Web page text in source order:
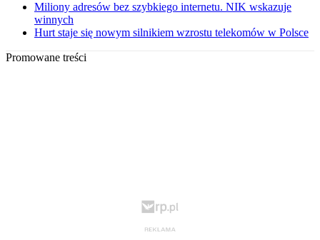
Miliony adresów bez szybkiego internetu. NIK wskazuje
winnych
Hurt staje się nowym silnikiem wzrostu telekomów w Polsce
Promowane treści